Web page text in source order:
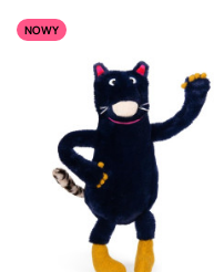
NOWY